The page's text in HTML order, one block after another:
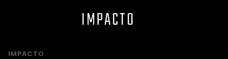
IMPACTO
IMPACTO